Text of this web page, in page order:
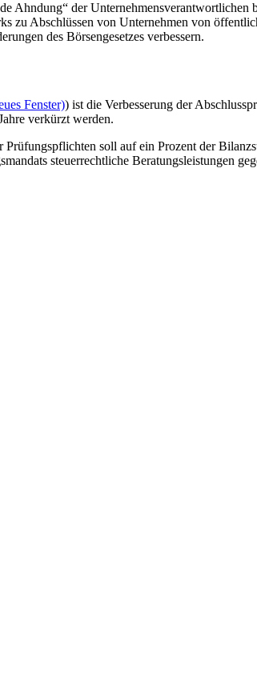
Ahndung“ der
zu Abschlüssen von Unternehmen von
des Börsengesetzes verbessern.
Fenster)) ist die Verbesserung der
verkürzt werden.
soll auf ein Prozent der
steuerrechtliche Beratungsleistungen